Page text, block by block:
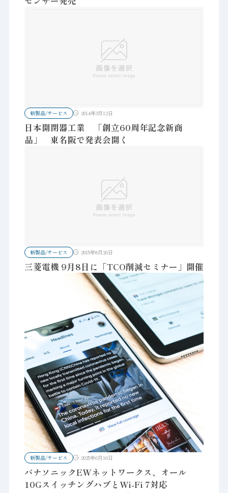
新製品/サービス 2014年3月12日
日本開閉器工業 「創立60周年記念新商
品」 東名阪で発表会開く
新製品/サービス 2015年8月26日
三菱電機 9月8日に「TCO削減セミナー」開催
新製品/サービス 2025年6月16日
パナソニックEWネットワークス、オール
10GスイッチングハブとWi-Fi 7対応